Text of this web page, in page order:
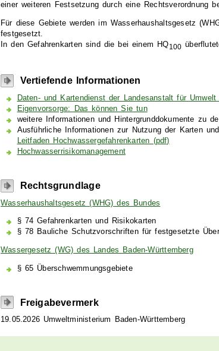
einer weiteren Festsetzung durch eine Rechtsverordnung
Für diese Gebiete werden im Wasserhaushaltsgesetz
festgesetzt.
In den Gefahrenkarten sind die bei einem HQ100
Vertiefende Informationen
Daten- und Kartendienst der Landesanstalt für
Eigenvorsorge: Das können Sie tun
weitere Informationen und Hintergrunddokumente zu
Ausführliche Informationen zur Nutzung der Karten
Leitfaden Hochwassergefahrenkarten (pdf)
Hochwasserrisikomanagement
Rechtsgrundlage
Wasserhaushaltsgesetz (WHG) des Bundes
§ 74 Gefahrenkarten und Risikokarten
§ 78 Bauliche Schutzvorschriften für festgesetzte
Wassergesetz (WG) des Landes Baden-Württemberg
§ 65 Überschwemmungsgebiete
Freigabevermerk
19.05.2026 Umweltministerium Baden-Württemberg